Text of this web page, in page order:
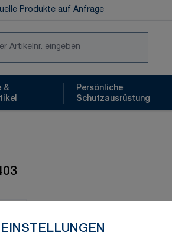
Produkte auf Anfrage
&
Persönliche
Schutzausrüstung
Schnelle Lieferung